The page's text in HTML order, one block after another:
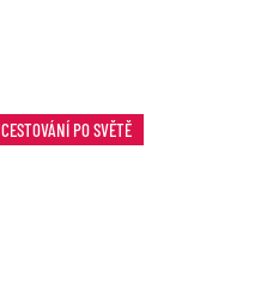
CESTOVÁNÍ PO SVĚTĚ